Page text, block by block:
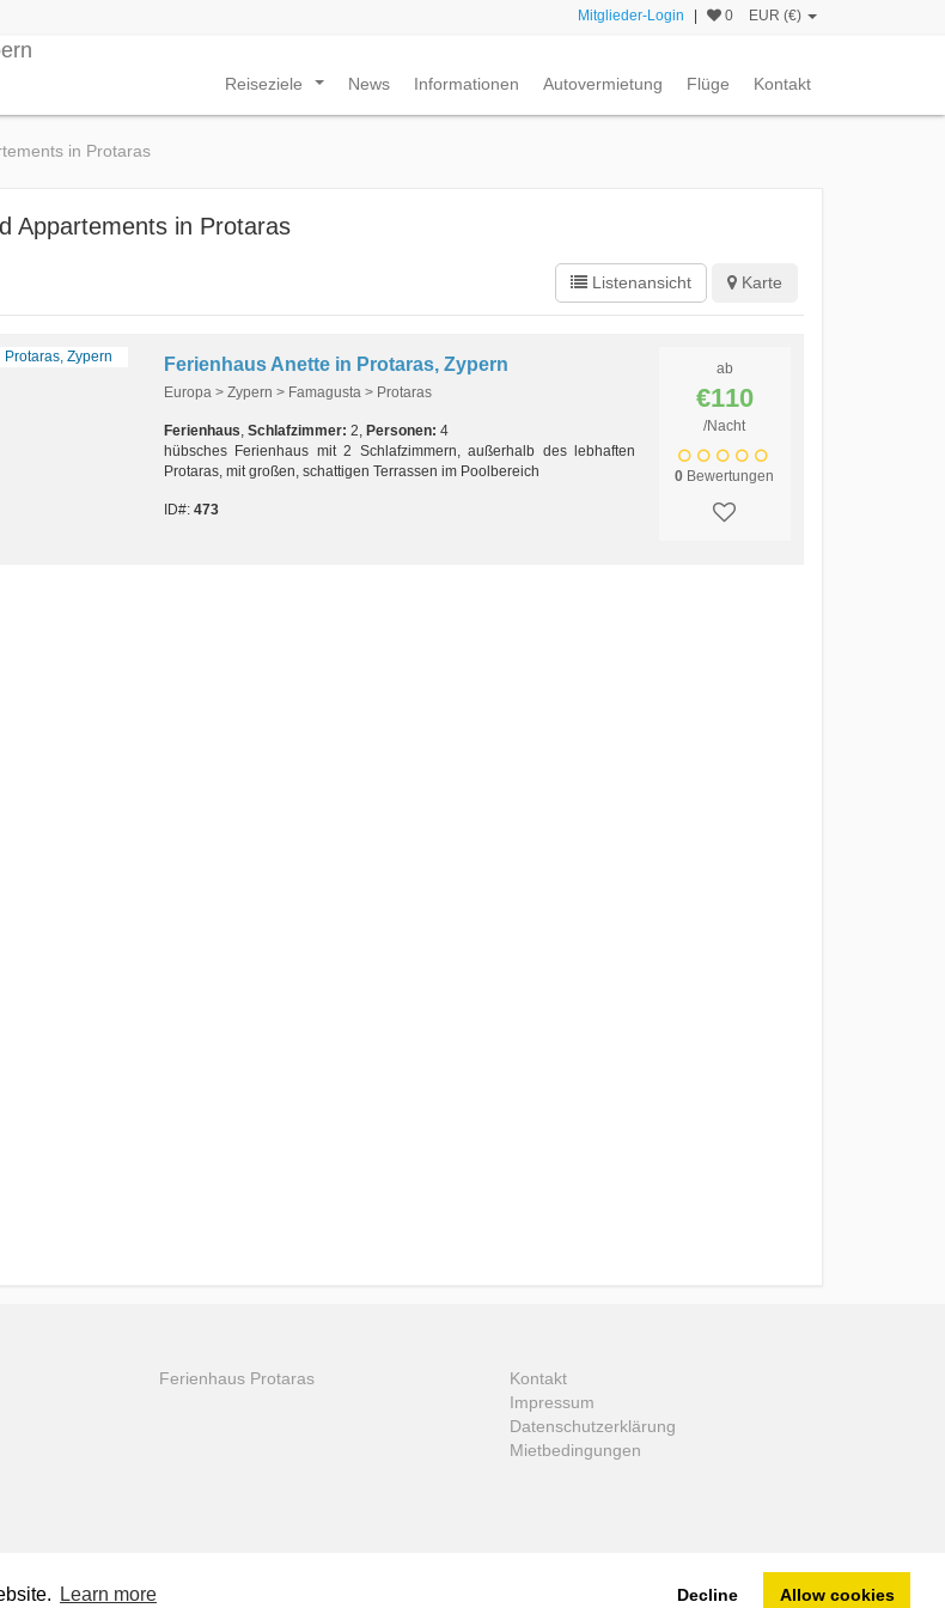
Learn more Decline Allow cookies
Mitglieder-Login 0 EUR (€)
Reiseziele News Informationen Autovermietung Flüge Kontakt
in Protaras
Appartements in Protaras
Listenansicht Karte
Ferienhaus Anette in Protaras, Zypern
Europa > Zypern > Famagusta > Protaras
Ferienhaus, Schlafzimmer: 2, Personen: 4
hübsches Ferienhaus mit 2 Schlafzimmern, außerhalb des lebhaften
Protaras, mit großen, schattigen Terrassen im Poolbereich
ID#: 473
ab
€110
/Nacht
0 Bewertungen
Ferienhaus Protaras
Kontakt
Impressum
Datenschutzerklärung
Mietbedingungen